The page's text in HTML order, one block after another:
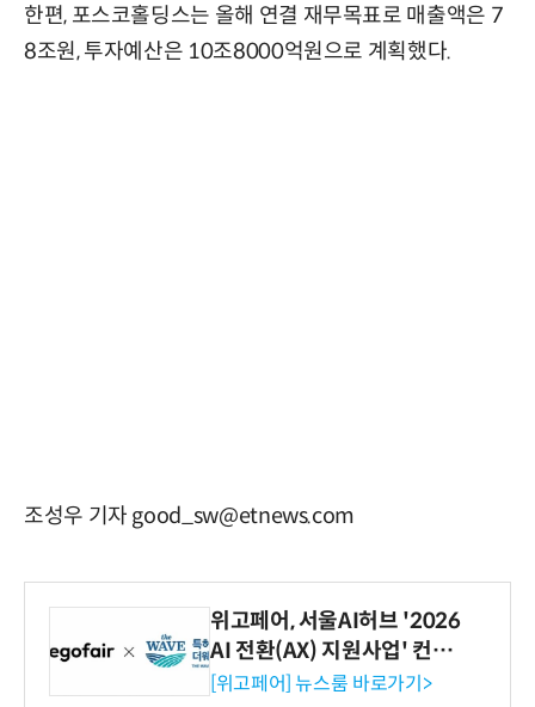
한편, 포스코홀딩스는 올해 연결 재무목표로 매출액은 7
8조원, 투자예산은 10조8000억원으로 계획했다.
조성우 기자 good_sw@etnews.com
위고페어, 서울AI허브 '2026
AI 전환(AX) 지원사업' 컨소
시엄 선정
[위고페어] 뉴스룸 바로가기>